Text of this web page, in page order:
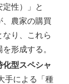
性）」と
、農家の購買
り、これら
形成する。
型スペシャ
手による「種